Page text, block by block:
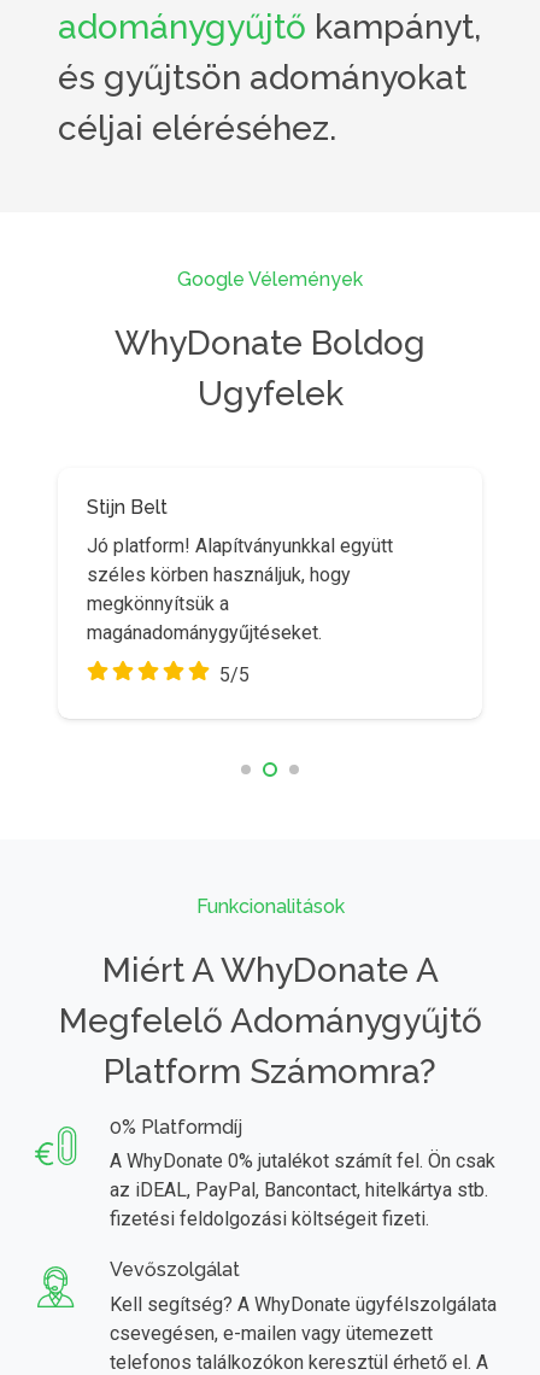
adománygyűjtő kampányt,
és gyűjtsön adományokat
céljai eléréséhez.
Google Vélemények
WhyDonate Boldog
Ugyfelek
Stijn Belt
Jó platform! Alapítványunkkal együtt
széles körben használjuk, hogy
megkönnyítsük a
magánadománygyűjtéseket.
5/5
Hayo de Vries
Szép rendszer, jól működik. Jó kiszolgálás
a helpdesk részéről.
5/5
Funkcionalitások
Miért A WhyDonate A
Megfelelő Adománygyűjtő
Platform Számomra?
0% Platformdíj
A WhyDonate 0% jutalékot számít fel. Ön csak
az iDEAL, PayPal, Bancontact, hitelkártya stb.
fizetési feldolgozási költségeit fizeti.
Vevőszolgálat
Kell segítség? A WhyDonate ügyfélszolgálata
csevegésen, e-mailen vagy ütemezett
telefonos találkozókon keresztül érhető el. A